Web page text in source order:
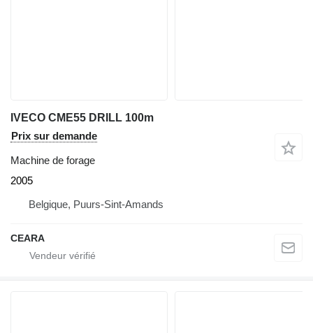
IVECO CME55 DRILL 100m
Prix sur demande
Machine de forage
2005
Belgique, Puurs-Sint-Amands
CEARA